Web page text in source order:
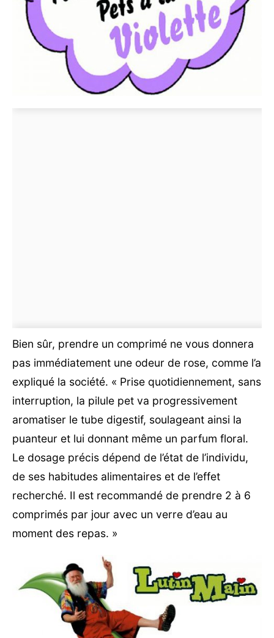
Bien sûr, prendre un comprimé ne vous donnera
pas immédiatement une odeur de rose, comme l’a
expliqué la société. « Prise quotidiennement, sans
interruption, la pilule pet va progressivement
aromatiser le tube digestif, soulageant ainsi la
puanteur et lui donnant même un parfum floral.
Le dosage précis dépend de l’état de l’individu,
de ses habitudes alimentaires et de l’effet
recherché. Il est recommandé de prendre 2 à 6
comprimés par jour avec un verre d’eau au
moment des repas. »